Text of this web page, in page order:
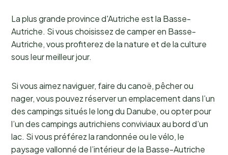
La plus grande province d'Autriche est la Basse-
Autriche. Si vous choisissez de camper en Basse-
Autriche, vous profiterez de la nature et de la culture
sous leur meilleur jour.
Si vous aimez naviguer, faire du canoë, pêcher ou
nager, vous pouvez réserver un emplacement dans l’un
des campings situés le long du Danube, ou opter pour
l’un des campings autrichiens conviviaux au bord d’un
lac. Si vous préférez la randonnée ou le vélo, le
paysage vallonné de l’intérieur de la Basse-Autriche